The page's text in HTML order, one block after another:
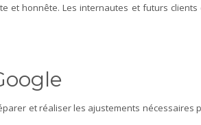
et honnête. Les internautes et futurs
et réaliser les ajustements